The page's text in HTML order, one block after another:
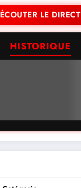
ÉCOUTER LE DIRECT
HISTORIQUE